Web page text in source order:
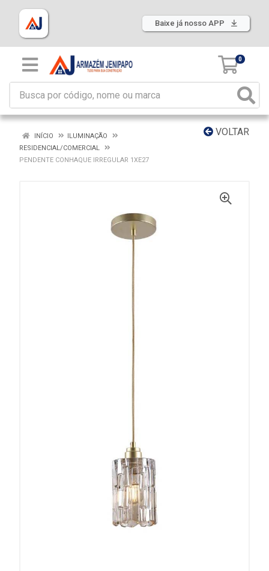
Baixe já nosso APP
0
VOLTAR
INÍCIO
ILUMINAÇÃO
RESIDENCIAL/COMERCIAL
PENDENTE CONHAQUE IRREGULAR 1XE27